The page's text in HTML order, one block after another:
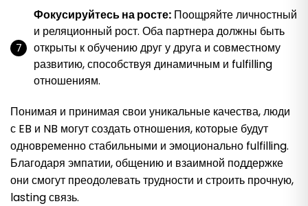
Фокусируйтесь на росте: Поощряйте личностный
и реляционный рост. Оба партнера должны быть
открыты к обучению друг у друга и совместному
развитию, способствуя динамичным и fulfilling
отношениям.
Понимая и принимая свои уникальные качества, люди
с EB и NB могут создать отношения, которые будут
одновременно стабильными и эмоционально fulfilling.
Благодаря эмпатии, общению и взаимной поддержке
они смогут преодолевать трудности и строить прочную,
lasting связь.